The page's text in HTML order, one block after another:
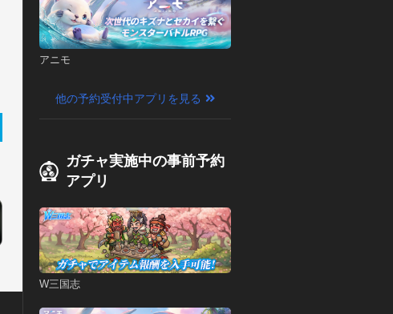
アニモ
他の予約受付中アプリを見る
ガチャ実施中の事前予約
アプリ
W三国志